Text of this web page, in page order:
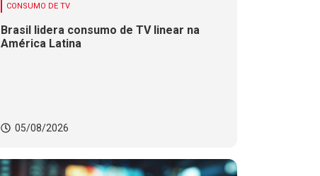
CONSUMO DE TV
Brasil lidera consumo de TV linear na
América Latina
05/08/2026